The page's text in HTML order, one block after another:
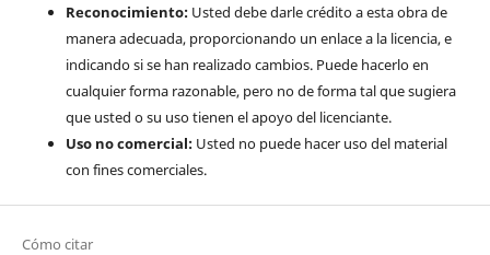
Reconocimiento:Usted debe darle crédito a esta obra de
manera adecuada, proporcionando un enlace a la licencia, e
indicando si se han realizado cambios. Puede hacerlo en
cualquier forma razonable, pero no de forma tal que sugiera
que usted o su uso tienen el apoyo del licenciante.
Uso no comercial:Usted no puede hacer uso del material
con fines comerciales.
Cómo citar